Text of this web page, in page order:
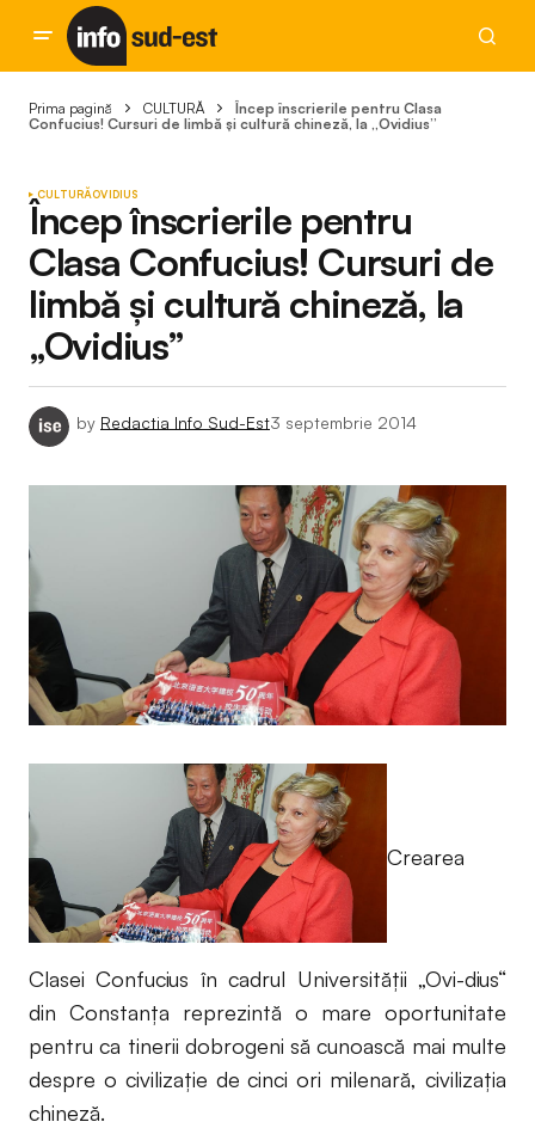
Prima pagină CULTURĂ
Încep înscrierile pentru Clasa
Confucius! Cursuri de limbă și cultură chineză, la „Ovidius”
CULTURĂOVIDIUS
Încep înscrierile pentru
Clasa Confucius! Cursuri de
limbă și cultură chineză, la
„Ovidius”
by Redactia Info Sud-Est3 septembrie 2014
Crearea
Clasei Confucius în cadrul Universităţii „Ovi-dius“
din Constanţa reprezintă o mare oportunitate
pentru ca tinerii dobrogeni să cunoască mai multe
despre o civilizaţie de cinci ori milenară, civilizaţia
chineză.